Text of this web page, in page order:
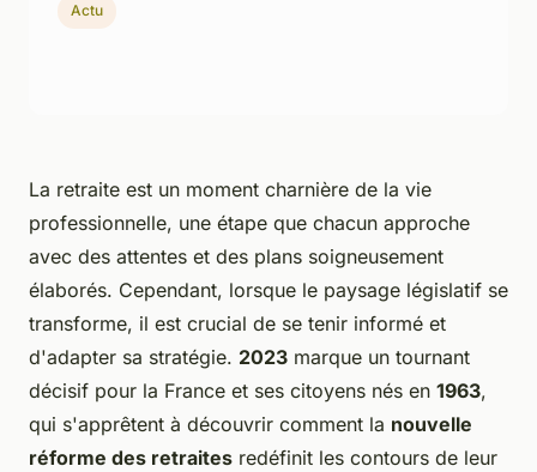
La retraite est un moment charnière de la vie
professionnelle, une étape que chacun approche
avec des attentes et des plans soigneusement
élaborés. Cependant, lorsque le paysage législatif se
transforme, il est crucial de se tenir informé et
d'adapter sa stratégie. 2023 marque un tournant
décisif pour la France et ses citoyens nés en 1963,
qui s'apprêtent à découvrir comment la nouvelle
réforme des retraites redéfinit les contours de leur
Actu